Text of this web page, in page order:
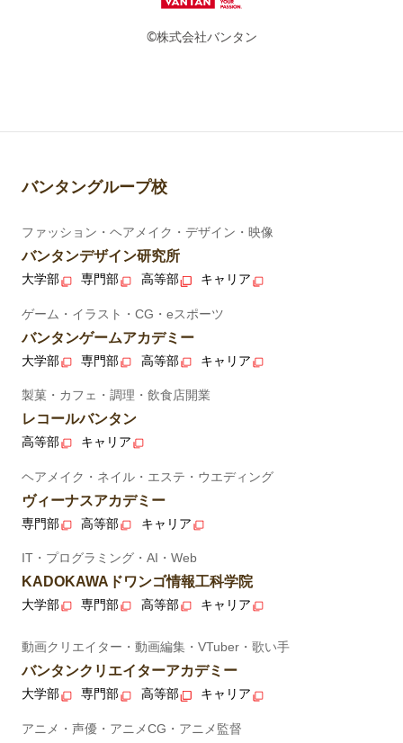
©株式会社バンタン
バンタングループ校
ファッション・ヘアメイク・デザイン・映像
バンタンデザイン研究所
大学部 専門部 高等部 キャリア
ゲーム・イラスト・CG・eスポーツ
バンタンゲームアカデミー
大学部 専門部 高等部 キャリア
製菓・カフェ・調理・飲食店開業
レコールバンタン
高等部 キャリア
ヘアメイク・ネイル・エステ・ウエディング
ヴィーナスアカデミー
専門部 高等部 キャリア
IT・プログラミング・AI・Web
KADOKAWAドワンゴ情報工科学院
大学部 専門部 高等部 キャリア
動画クリエイター・動画編集・VTuber・歌い手
バンタンクリエイターアカデミー
大学部 専門部 高等部 キャリア
アニメ・声優・アニメCG・アニメ監督